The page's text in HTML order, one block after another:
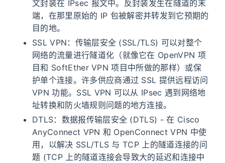
文封装在 IPsec 报文中。反封装发生在隧道的末
端，在那里原始的 IP 包被解密并转发到它预期的
目的地。
SSL VPN：传输层安全 (SSL/TLS) 可以对整个
网络的流量进行隧道化（就像它在 OpenVPN 项
目和 SoftEther VPN 项目中所做的那样）或保
护单个连接。许多供应商通过 SSL 提供远程访问
VPN 功能。SSL VPN 可以从 IPsec 遇到网络地
址转换和防火墙规则问题的地方连接。
DTLS：数据报传输层安全 (DTLS) - 在 Cisco
AnyConnect VPN 和 OpenConnect VPN 中使
用，以解决 SSL/TLS 与 TCP 上的隧道连接的问
题 (TCP 上的隧道连接会导致大的延迟和连接中